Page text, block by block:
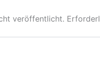
veröffentlicht.